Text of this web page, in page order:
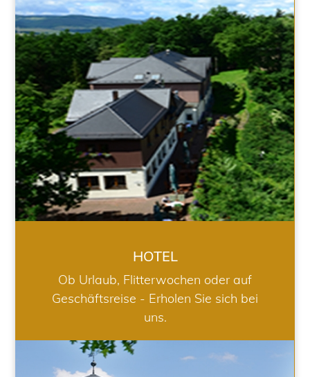
HOTEL
HOTEL
Ob Urlaub, Flitterwochen oder auf
Geschäftsreise - Erholen Sie sich bei
uns.